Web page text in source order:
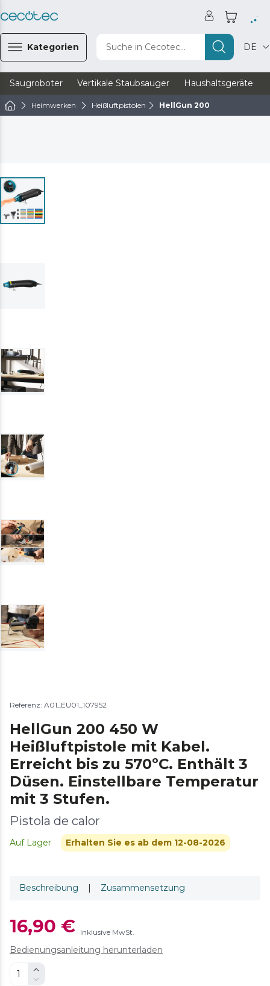
Kategorien Suche in Cecotec... DE
Saugroboter Vertikale Staubsauger Haushaltsgeräte
Heimwerken Heißluftpistolen HellGun 200
Referenz: A01_EU01_107952
HellGun 200 450 W
Heißluftpistole mit Kabel.
Erreicht bis zu 570ºC. Enthält 3
Düsen. Einstellbare Temperatur
mit 3 Stufen.
Pistola de calor
Auf Lager Erhalten Sie es ab dem 12-08-2026
Beschreibung | Zusammensetzung
16,90 € Inklusive MwSt.
Bedienungsanleitung herunterladen